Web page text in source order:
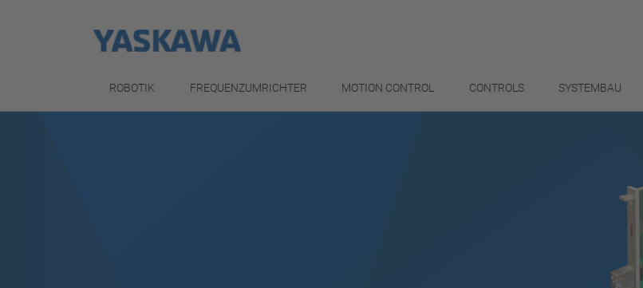
ROBOTIK FREQUENZUMRICHTER MOTION CONTROL CONTROLS SYSTEMBAU